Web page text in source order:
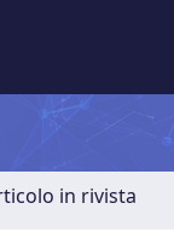
in rivista